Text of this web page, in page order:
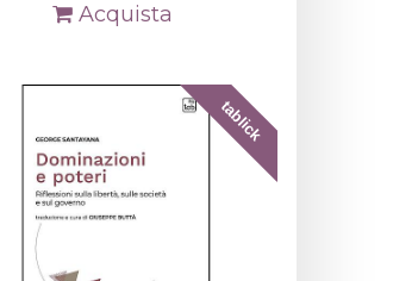
Acquista
tablick